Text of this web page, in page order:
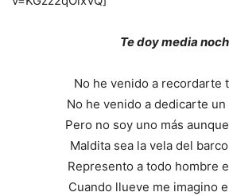
Te doy media
No he venido a recordarte
No he venido a dedicarte
Pero no soy uno más
Maldita sea la vela del
Represento a todo hombre
Cuando llueve me imagino